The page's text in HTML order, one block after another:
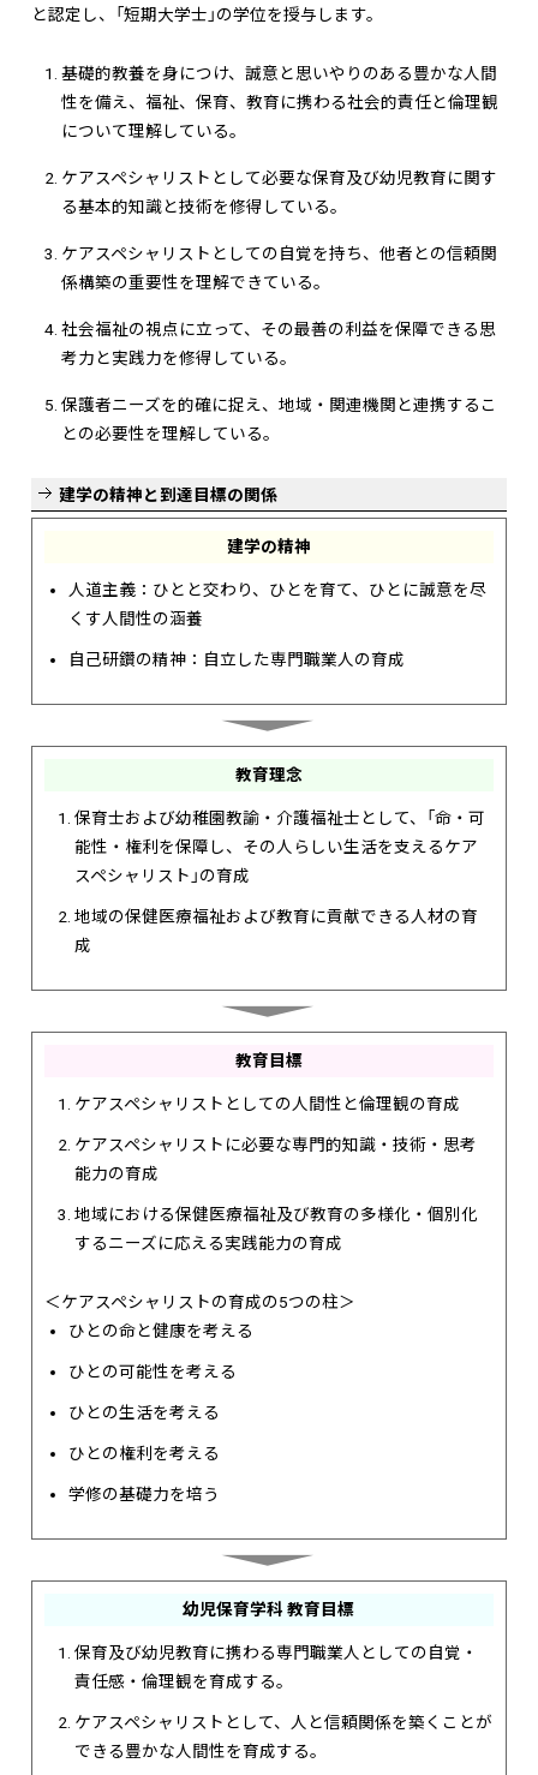
と認定し、「短期大学士」の学位を授与します。
基礎的教養を身につけ、誠意と思いやりのある豊かな人間
性を備え、福祉、保育、教育に携わる社会的責任と倫理観
について理解している。
ケアスペシャリストとして必要な保育及び幼児教育に関す
る基本的知識と技術を修得している。
ケアスペシャリストとしての自覚を持ち、他者との信頼関
係構築の重要性を理解できている。
社会福祉の視点に立って、その最善の利益を保障できる思
考力と実践力を修得している。
保護者ニーズを的確に捉え、地域・関連機関と連携するこ
との必要性を理解している。
建学の精神と到達目標の関係
建学の精神
人道主義：ひとと交わり、ひとを育て、ひとに誠意を尽
くす人間性の涵養
自己研鑽の精神：自立した専門職業人の育成
教育理念
保育士および幼稚園教諭・介護福祉士として、「命・可
能性・権利を保障し、その人らしい生活を支えるケア
スペシャリスト」の育成
地域の保健医療福祉および教育に貢献できる人材の育
成
教育目標
ケアスペシャリストとしての人間性と倫理観の育成
ケアスペシャリストに必要な専門的知識・技術・思考
能力の育成
地域における保健医療福祉及び教育の多様化・個別化
するニーズに応える実践能力の育成
＜ケアスペシャリストの育成の5つの柱＞
ひとの命と健康を考える
ひとの可能性を考える
ひとの生活を考える
ひとの権利を考える
学修の基礎力を培う
幼児保育学科 教育目標
保育及び幼児教育に携わる専門職業人としての自覚・
責任感・倫理観を育成する。
ケアスペシャリストとして、人と信頼関係を築くことが
できる豊かな人間性を育成する。